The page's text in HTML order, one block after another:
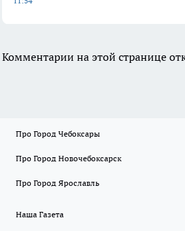
Комментарии на этой странице
Про Город Чебоксары
Про Город Новочебоксарск
Про Город Ярославль
Наша Газета